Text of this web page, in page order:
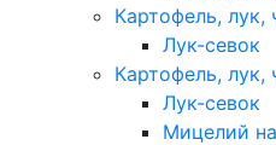
Картофель, лук,
Лук-севок
Картофель, лук,
Лук-севок
Мицелий